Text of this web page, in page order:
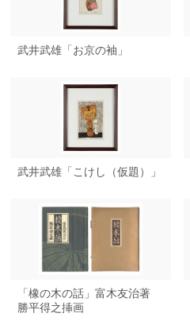
武井武雄「お京の袖」
武井武雄「こけし（仮題）」
「橡の木の話」富木友治著
勝平得之挿画